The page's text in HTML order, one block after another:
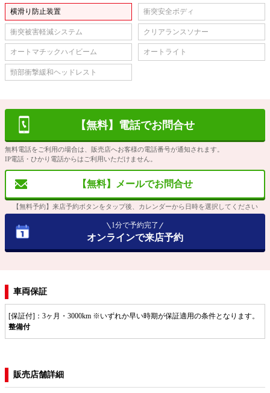
横滑り防止装置 衝突安全ボディ
衝突被害軽減システム クリアランスソナー
オートマチックハイビーム オートライト
頸部衝撃緩和ヘッドレスト
【無料】電話でお問合せ
無料電話をご利用の場合は、販売店へお客様の電話番号が通知されます。
IP電話・ひかり電話からはご利用いただけません。
【無料】メールでお問合せ
【無料予約】来店予約ボタンをタップ後、カレンダーから日時を選択してください
1分で予約完了
オンラインで来店予約
車両保証
[保証付]：3ヶ月・3000km ※いずれか早い時期が保証適用の条件となります。
整備付
販売店舗詳細